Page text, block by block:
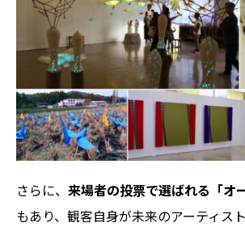
さらに、 来場者の投票で選ばれる「オ
もあり、観客自身が未来のアーティス